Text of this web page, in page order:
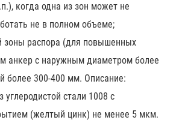
когда одна из зон может не
не в полном объеме;
зоны распора (для повышенных
анкер с наружным диаметром более
более 300-400 мм. Описание:
углеродистой стали 1008 с
(желтый цинк) не менее 5 мкм.